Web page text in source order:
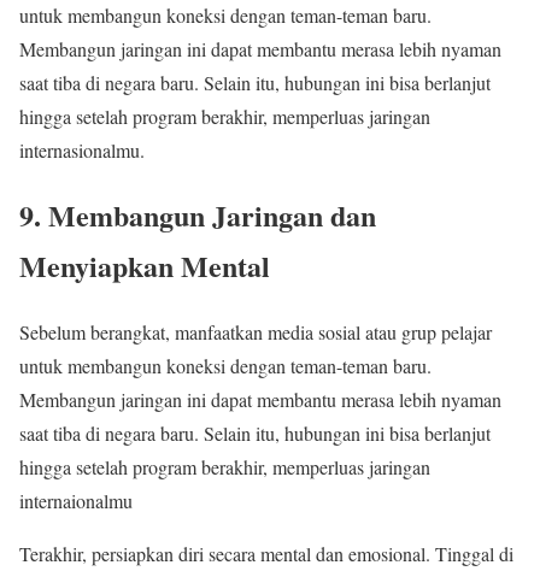
untuk membangun koneksi dengan teman-teman baru.
Membangun jaringan ini dapat membantu merasa lebih nyaman
saat tiba di negara baru. Selain itu, hubungan ini bisa berlanjut
hingga setelah program berakhir, memperluas jaringan
internasionalmu.
9. Membangun Jaringan dan
Menyiapkan Mental
Sebelum berangkat, manfaatkan media sosial atau grup pelajar
untuk membangun koneksi dengan teman-teman baru.
Membangun jaringan ini dapat membantu merasa lebih nyaman
saat tiba di negara baru. Selain itu, hubungan ini bisa berlanjut
hingga setelah program berakhir, memperluas jaringan
internaionalmu
Terakhir, persiapkan diri secara mental dan emosional. Tinggal di